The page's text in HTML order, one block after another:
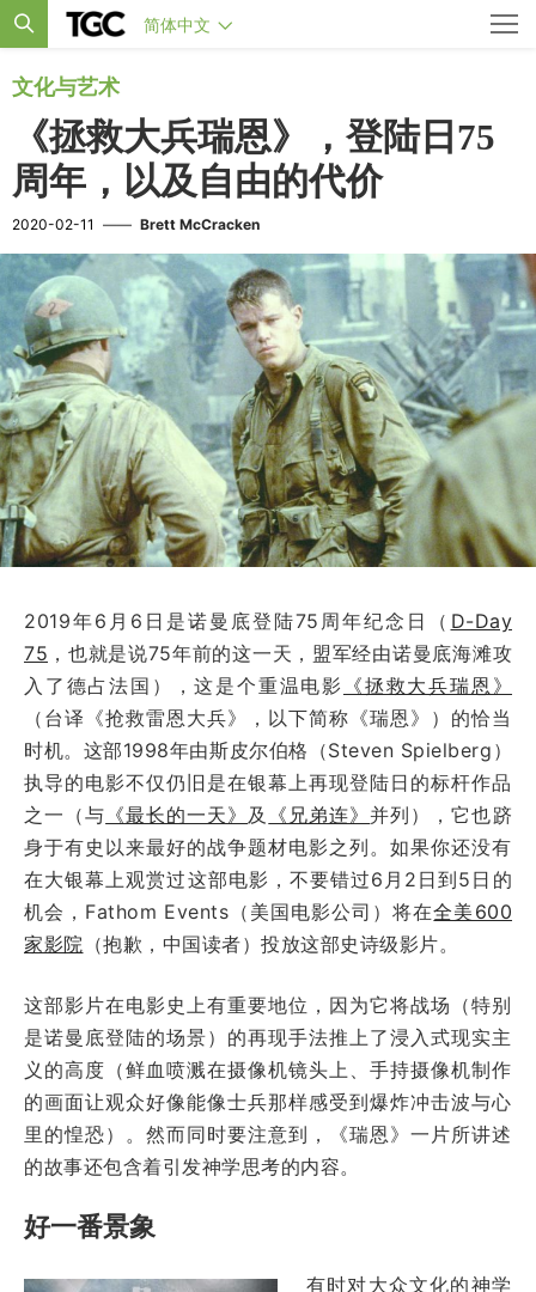
简体中文
文化与艺术
《拯救大兵瑞恩》，登陆日75
周年，以及自由的代价
2020-02-11 —— Brett McCracken
2019年6月6日是诺曼底登陆75周年纪念日（ D-Day
75 ，也就是说75年前的这一天，盟军经由诺曼底海滩攻
入了德占法国），这是个重温电影 《拯救大兵瑞恩》
（台译《抢救雷恩大兵》，以下简称《瑞恩》）的恰当
时机。这部1998年由斯皮尔伯格（Steven Spielberg）
执导的电影不仅仍旧是在银幕上再现登陆日的标杆作品
之一（与 《最长的一天》 及 《兄弟连》并列），它也跻
身于有史以来最好的战争题材电影之列。如果你还没有
在大银幕上观赏过这部电影，不要错过6月2日到5日的
机会，Fathom Events（美国电影公司）将在全美600
家影院 （抱歉，中国读者）投放这部史诗级影片。
这部影片在电影史上有重要地位，因为它将战场（特别
是诺曼底登陆的场景）的再现手法推上了浸入式现实主
义的高度（鲜血喷溅在摄像机镜头上、手持摄像机制作
的画面让观众好像能像士兵那样感受到爆炸冲击波与心
里的惶恐）。然而同时要注意到，《瑞恩》一片所讲述
的故事还包含着引发神学思考的内容。
好一番景象
有时对大众文化的神学